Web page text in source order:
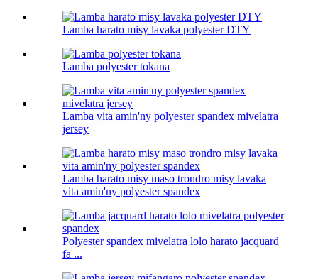
Lamba harato misy lavaka polyester DTY
Lamba polyester tokana
Lamba vita amin'ny polyester spandex mivelatra
jersey
Lamba harato misy maso trondro misy lavaka
vita amin'ny polyester spandex
Polyester spandex mivelatra lolo harato jacquard
fa ...